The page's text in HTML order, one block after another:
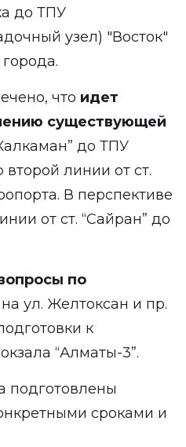
до ТПУ
узел) "Восток"
что идет
существующей
до ТПУ
линии от ст.
В перспективе
от ст. “Сайран” до
по
на ул. Желтоксан и пр.
к
“Алматы-3”.
подготовлены
сроками и